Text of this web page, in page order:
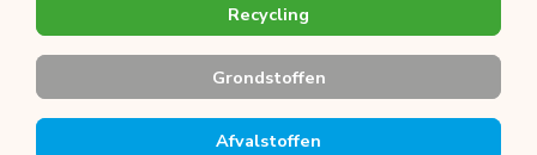
Recycling
Grondstoffen
Afvalstoffen